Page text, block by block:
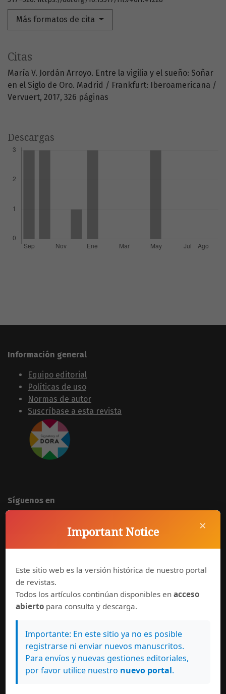
Más formatos de cita
Citas
María V. Jordán Arroyo. Entre la vigilia y el sueño: Soñar
en el Siglo de Oro. Madrid / Frankfurt: Iberoamericana /
Vervuert, 2017, 326 páginas
Descargas
Información general
Equipo editorial
Políticas de uso
Normas de autor
Suscríbase a esta revista
Síguenos en
×
Important Notice
Este sitio web es la versión histórica de nuestro portal
de revistas.
Todos los artículos continúan disponibles enacceso
abierto para consulta y descarga.
Importante: En este sitio ya no es posible
registrarse ni enviar nuevos manuscritos.
Para envíos y nuevas gestiones editoriales,
por favor utilice nuestro nuevo portal.